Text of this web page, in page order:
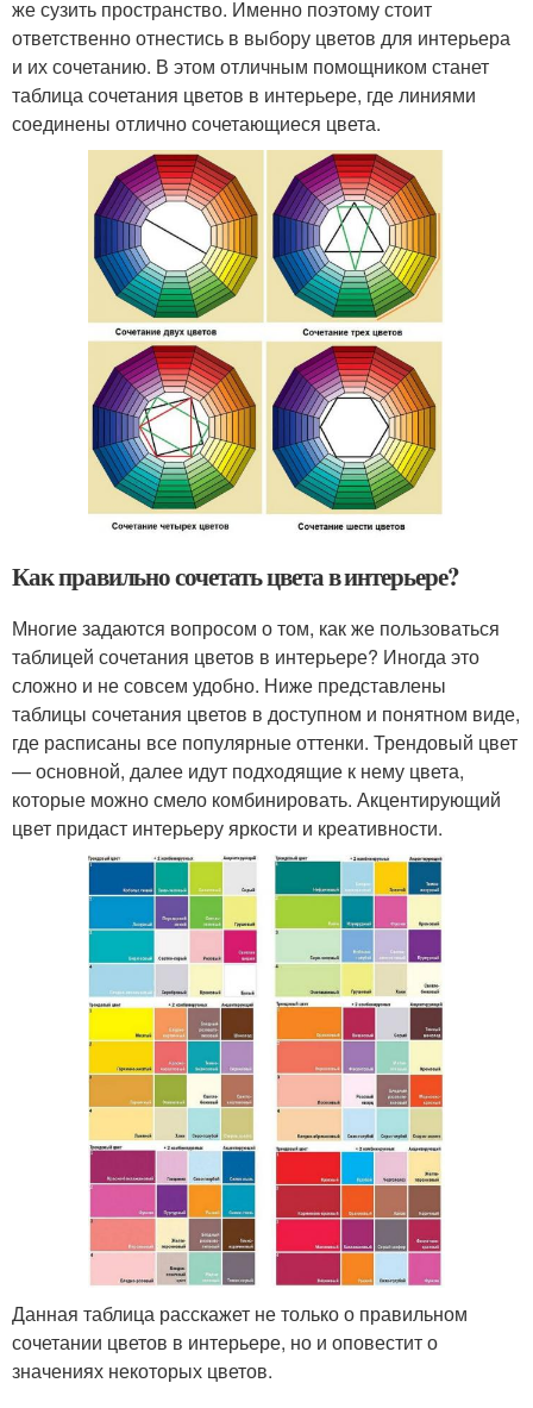
же сузить пространство. Именно поэтому стоит
ответственно отнестись в выбору цветов для интерьера
и их сочетанию. В этом отличным помощником станет
таблица сочетания цветов в интерьере, где линиями
соединены отлично сочетающиеся цвета.
Как правильно сочетать цвета в интерьере?
Многие задаются вопросом о том, как же пользоваться
таблицей сочетания цветов в интерьере? Иногда это
сложно и не совсем удобно. Ниже представлены
таблицы сочетания цветов в доступном и понятном виде,
где расписаны все популярные оттенки. Трендовый цвет
— основной, далее идут подходящие к нему цвета,
которые можно смело комбинировать. Акцентирующий
цвет придаст интерьеру яркости и креативности.
Данная таблица расскажет не только о правильном
сочетании цветов в интерьере, но и оповестит о
значениях некоторых цветов.